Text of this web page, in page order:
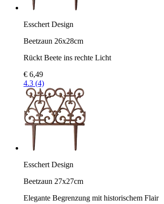
Esschert Design
Beetzaun 26x28cm
Rückt Beete ins rechte Licht
€ 6,49
4.3 (4)
Esschert Design
Beetzaun 27x27cm
Elegante Begrenzung mit historischem Flair